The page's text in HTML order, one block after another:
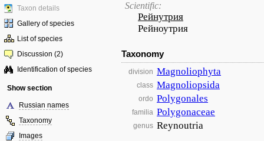
Taxon details
Gallery of species
List of species
Discussion (2)
Identification of species
Show section
Russian names
Taxonomy
Images
Scientific:
Рейнутрия
Рейноутрия
Taxonomy
division Magnoliophyta
class Magnoliopsida
ordo Polygonales
familia Polygonaceae
genus Reynoutria